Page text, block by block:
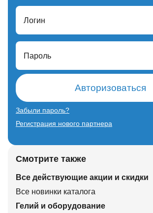
Логин
Пароль
Авторизоваться
Забыли пароль?
Регистрация нового партнера
Смотрите также
Все действующие акции и скидки
Все новинки каталога
Гелий и оборудование